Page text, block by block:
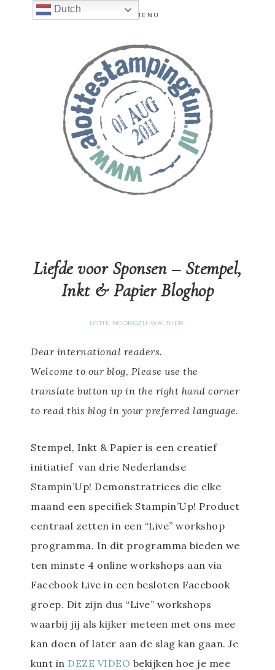
MENU
Liefde voor Sponsen – Stempel,
Inkt & Papier Bloghop
LOTTE NOORDZIJ-WALTHER
Dear international readers.
Welcome to our blog, Please use the
translate button up in the right hand corner
to read this blog in your preferred language.
Stempel, Inkt & Papier is een creatief
initiatief van drie Nederlandse
Stampin’Up! Demonstratrices die elke
maand een specifiek Stampin’Up! Product
centraal zetten in een “Live” workshop
programma. In dit programma bieden we
ten minste 4 online workshops aan via
Facebook Live in een besloten Facebook
groep. Dit zijn dus “Live” workshops
waarbij jij als kijker meteen met ons mee
kan doen of later aan de slag kan gaan. Je
kunt in DEZE VIDEO bekijken hoe je mee
Dutch